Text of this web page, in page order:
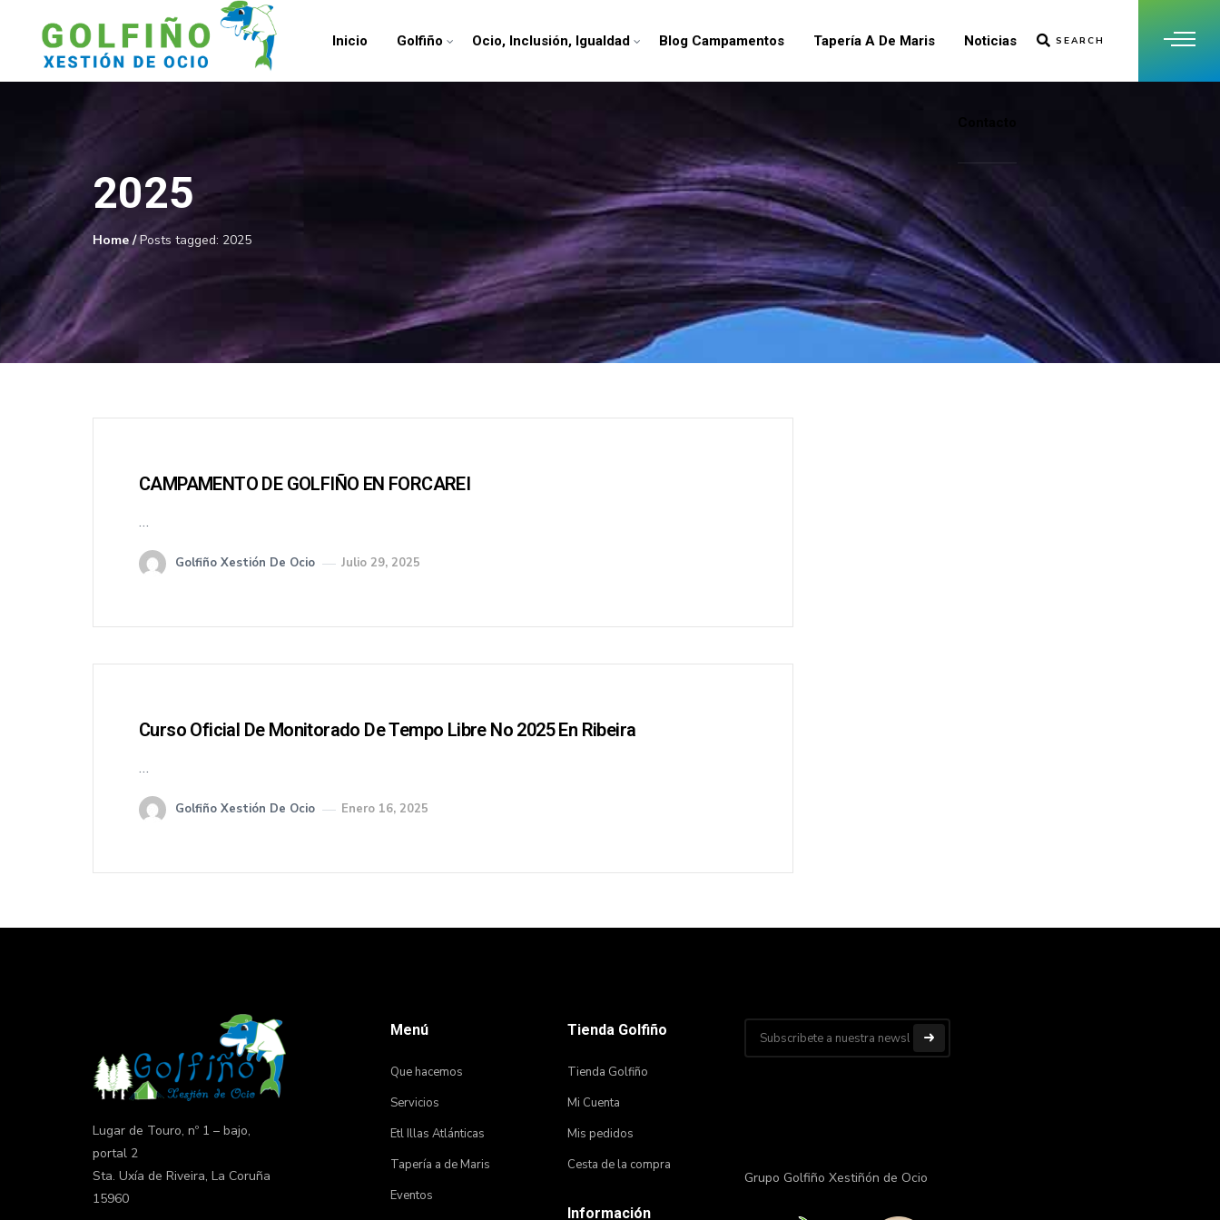
SEARCH
Inicio Golfiño Ocio, Inclusión, Igualdad Blog Campamentos Tapería A De Maris Noticias
2025
Home /Posts tagged: 2025
CAMPAMENTO DE GOLFIÑO EN FORCAREI
…
Golfiño Xestión De Ocio Julio 29, 2025
Curso Oficial De Monitorado De Tempo Libre No 2025 En Ribeira
…
Golfiño Xestión De Ocio Enero 16, 2025
Lugar de Touro, nº 1 – bajo,
portal 2
Sta. Uxía de Riveira, La Coruña
15960
Menú
Que hacemos
Servicios
Etl Illas Atlánticas
Tapería a de Maris
Eventos
Tienda Golfiño
Tienda Golfiño
Mi Cuenta
Mis pedidos
Cesta de la compra
Información
Grupo Golfiño Xestiñón de Ocio